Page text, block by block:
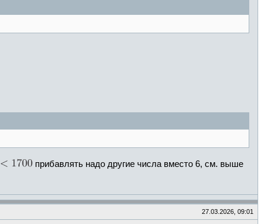
прибавлять надо другие числа вместо 6, см. выше
27.03.2026, 09:01